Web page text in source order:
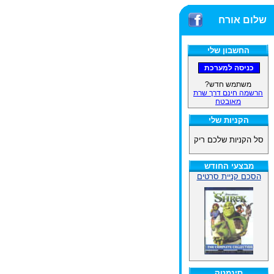
שלום אורח
החשבון שלי
משתמש חדש?
הרשמה חינם דרך שרת
מאובטח
הקניות שלי
סל הקניות שלכם ריק
מבצעי החודש
הסכם קניית סרטים